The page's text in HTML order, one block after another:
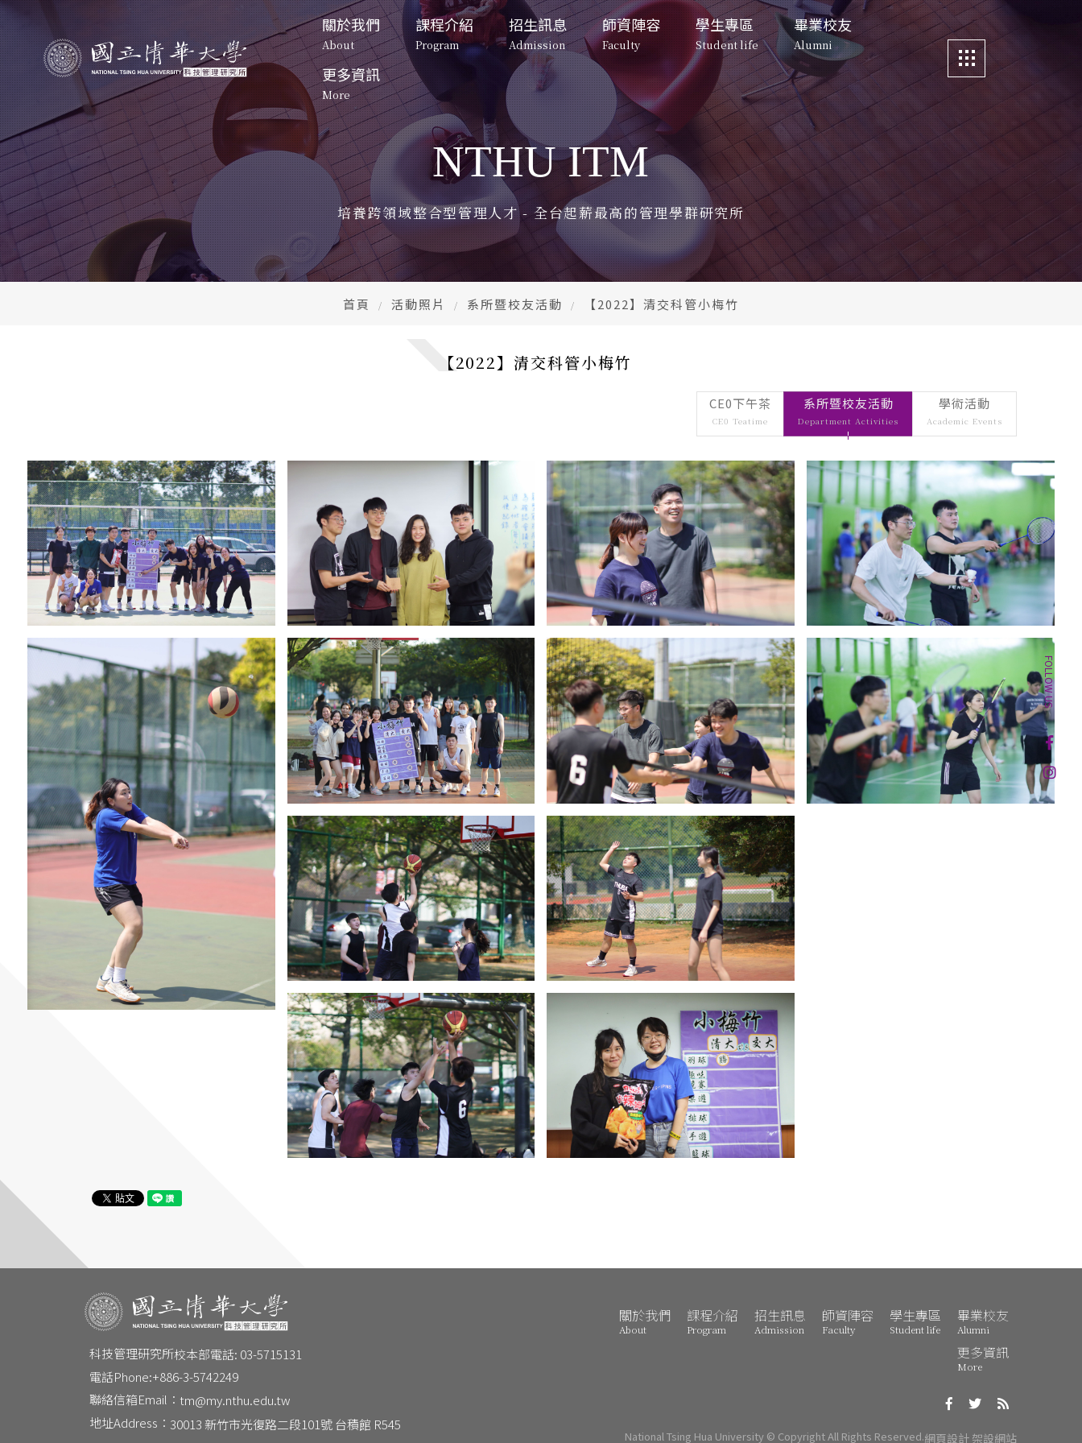
關於我們
About
起源
Origin
發展方向
Development
未來展望
Future Prospect
課程介紹
Program
碩士班
Master's Program
博士班-一般組
Doctoral Program
博士班-產業組
Doctoral Industry
特色課程
招生訊息
Admission
碩士班招生
Master's Program
Admissions
博士班招生
Doctoral Program
Admissions
師資陣容
Faculty
專任教師
Full-Time Professors
退休教師
Retired Faculty
行政人員
Administrative Staff
學生專區
Student life
校園與宿舍環境
Campus and Faciiities
在校生動態
Student Voice
兩岸清華創業實驗室
Tsing Hua
Entrepreneurship Lab
CEO下午茶
Space Borrowing
倫理個案暨微電影競賽
Business Ethics
ESG中心
ESG Center
畢業校友
Alumni
所友動向
About Alumni
科管人故事
Story about ITM Alumni
更多資訊
More
資訊公告
News
活動照片
Event Photos
清大校園地圖
NTHU Map
科管院
關於我們
About
起源
Origin
發展方向
Development
未來展望
Future Prospect
課程特色
Program
碩士班
Master's
Program
課程地圖
Curriculum
特色課程
Unique courses
博士班-一般組
Doctoral
Program
Curriculum
博班學生
Students
招生訊息
Admission
碩士班招生
Master's
Program
Admissions
課程規劃
Curriculum
Planning
修業規定
Graduation Rules
入學時程與管道
博士班招生
Doctoral
Program
Admissions
課程規劃
Curriculum
Planning
Graduation Rules
入學時程與管道
系所成員
Faculty
專任教師
Full-Time Professors
退休教師
Retired Faculty
行政人員
Administrative Staff
學生專區
Student life
重要日程
Important Dates
校園與宿舍環境
Campus and Faciiities
在校生動態
Student Voice
兩岸清華創業實驗室
Tsing Hua
Entrepreneurship Lab
空間借用
倫理個案暨微電影競
National Competition
in Business Ethics
ESG中心
ESG Center
畢業校友
Alumni
所友動向
About Alumni
科管人故事
Story about ITM
Alumni
更多資訊
More
資訊公告
活動照片
Event Photos
清大校園地圖
NTHU Map
科管院
CTM
FOLLOW US
National Tsing Hua University © Copyright All Rights Reserved.
蘋果網頁設計
CONTACT
Email：tm@my.nthu.edu.tw
校本部電話：校本部電話: 03-5715131
地址：30013 新竹市光復路二段101號 台積
FOLLOW US
NTHU ITM
培養跨領域整合型管理人才 - 全台起薪最高的管理學群研究所
首頁 活動照片 系所暨校友活動 【2022】清交科管小梅竹
【2022】清交科管小梅竹
CE0下午茶
CE0 Teatime
系所暨校友活動
Department Activities
學術活動
Academic Events
科技管理研究所校本部電話: 03-5715131
電話Phone:+886-3-5742249
聯絡信箱Email： tm@my.nthu.edu.tw
地址Address： 30013 新竹市光復路二段101號 台積館 R545
關於我們
About
課程介紹
Program
招生訊息
Admission
師資陣容
Faculty
學生專區
Student life
畢業校友
Alumni
更多資訊
More
National Tsing Hua University © Copyright All Rights Reserved.網頁設計 架設網站